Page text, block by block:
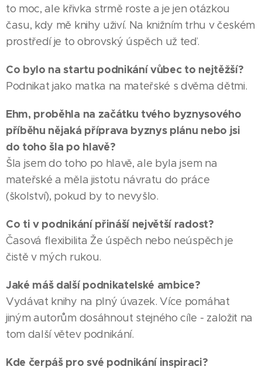
to moc, ale křivka strmě roste a je jen otázkou
času, kdy mě knihy uživí. Na knižním trhu v českém
prostředí je to obrovský úspěch už teď.
Co bylo na startu podnikání vůbec to nejtěžší?
Podnikat jako matka na mateřské s dvěma dětmi.
Ehm, proběhla na začátku tvého byznysového
příběhu nějaká příprava byznys plánu nebo jsi
do toho šla po hlavě?
Šla jsem do toho po hlavě, ale byla jsem na
mateřské a měla jistotu návratu do práce
(školství), pokud by to nevyšlo.
Co ti v podnikání přináší největší radost?
Časová flexibilita Že úspěch nebo neúspěch je
čistě v mých rukou.
Jaké máš další podnikatelské ambice?
Vydávat knihy na plný úvazek. Více pomáhat
jiným autorům dosáhnout stejného cíle - založit na
tom další větev podnikání.
Kde čerpáš pro své podnikání inspiraci?